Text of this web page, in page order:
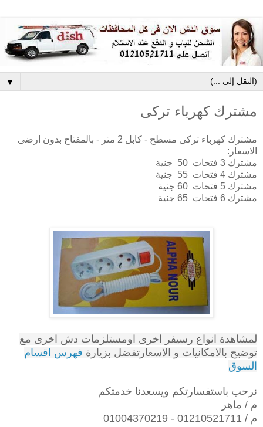
▼
مشترك كهرباء تركى
مشترك كهرباء تركى مسطح - كابل 2 متر - بالمفتاح بدون ارضى
الاسعار:
مشترك 3 فتحات 50 جنية
مشترك 4 فتحات 55 جنية
مشترك 5 فتحات 60 جنية
مشترك 6 فتحات 65 جنية
لمشاهدة انواع رسيفر اخرى اومستلزمات دش اخرى مع
توضيح بالامكانيات و الاسعارتفضل بزيارة فهرس اقسام
السوق
نرحب باستفسارتكم ويسعدنا خدمتكم
م / ماهر
م / 01210521711 - 01004370219